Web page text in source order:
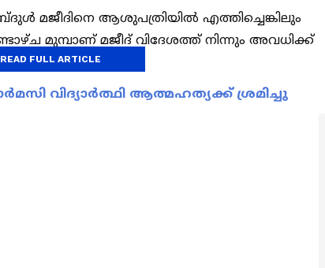
മജീദിനെ ആശുപത്രിയിൽ എത്തിച്ചെങ്കിലും
മുമ്പാണ് മജീദ് വിദേശത്ത് നിന്നും അവധിക്ക്
വിദ്യാർത്ഥി ആത്മഹത്യക്ക് ശ്രമിച്ചു
READ FULL ARTICLE